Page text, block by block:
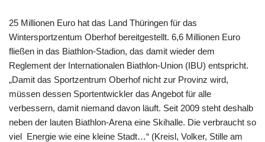
25 Millionen Euro hat das Land Thüringen für das
Wintersportzentum Oberhof bereitgestellt. 6,6 Millionen Euro
fließen in das Biathlon-Stadion, das damit wieder dem
Reglement der Internationalen Biathlon-Union (IBU) entspricht.
„Damit das Sportzentrum Oberhof nicht zur Provinz wird,
müssen dessen Sportentwickler das Angebot für alle
verbessern, damit niemand davon läuft. Seit 2009 steht deshalb
neben der lauten Biathlon-Arena eine Skihalle. Die verbraucht so
viel Energie wie eine kleine Stadt…“ (Kreisl, Volker, Stille am